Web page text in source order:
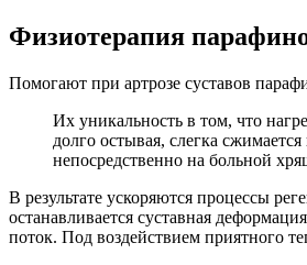
Физиотерапия
Помогают при артрозе суставов
Их уникальность в том, что
долго остывая, слегка сжимается
непосредственно на больной
В результате ускоряются процессы
останавливается суставная
поток. Под воздействием приятного